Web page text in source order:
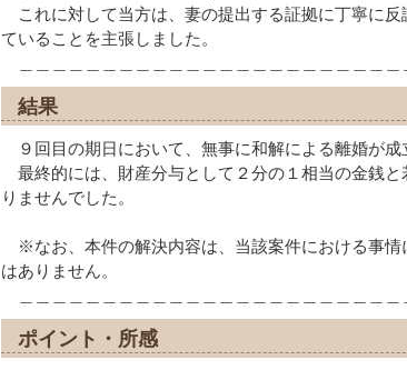
これに対して当方は、妻の提出する証拠に丁寧に
ていることを主張しました。
結果
９回目の期日において、無事に和解による離婚が成
最終的には、財産分与として２分の１相当の金銭
りませんでした。
※なお、本件の解決内容は、当該案件における事
はありません。
ポイント・所感